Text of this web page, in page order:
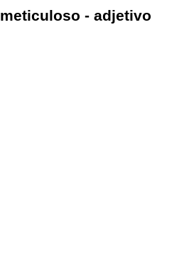
meticuloso - adjetivo